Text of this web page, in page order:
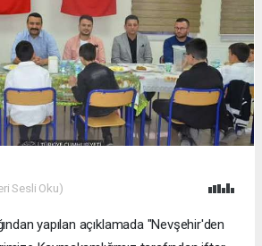
Sesli Oku)
yapılan açıklamada "Nevşehir'den